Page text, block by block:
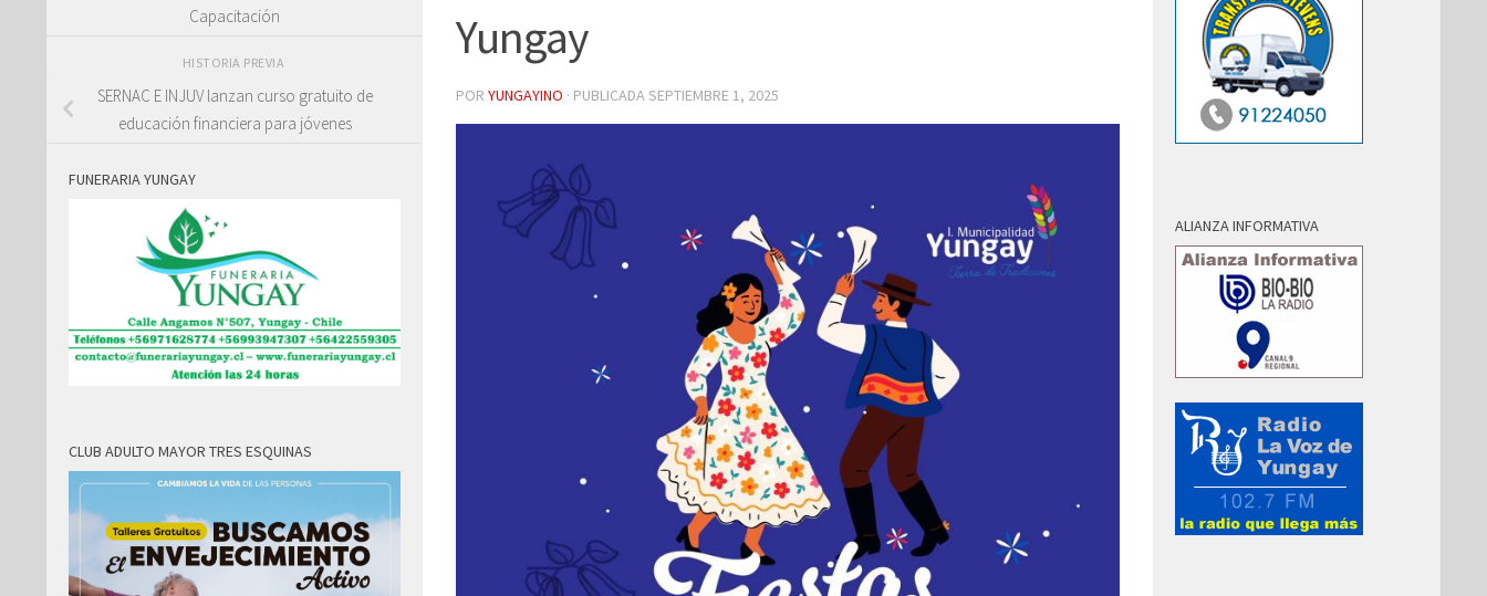
Yungay
POR YUNGAYINO · PUBLICADASEPTIEMBRE 1, 2025
Capacitación
HISTORIA PREVIA
SERNAC E INJUV lanzan curso gratuito de
educación financiera para jóvenes
FUNERARIA YUNGAY
CLUB ADULTO MAYOR TRES ESQUINAS
ALIANZA INFORMATIVA